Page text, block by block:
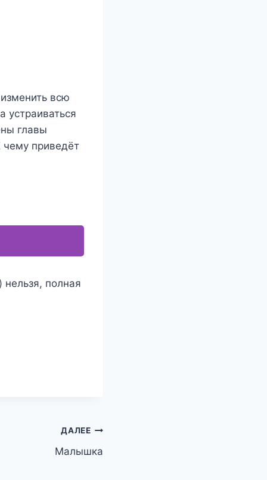
всю
устраиваться
главы
приведёт
нельзя, полная
ДАЛЕЕ
Малышка